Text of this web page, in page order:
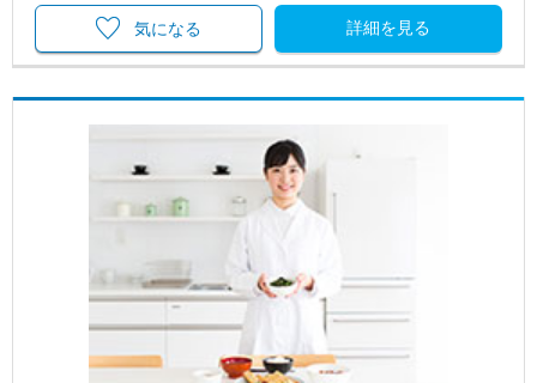
詳細を見る
気になる